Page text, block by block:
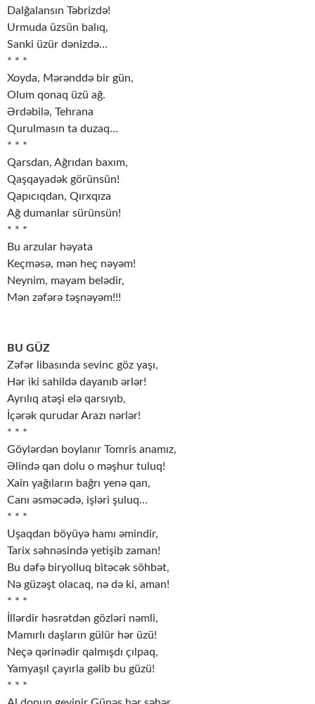
Dalğalansın Təbrizdə!
Urmuda üzsün balıq,
Sanki üzür dənizdə…
* * *
Xoyda, Mərənddə bir gün,
Olum qonaq üzü ağ.
Ərdəbilə, Tehrana
Qurulmasın ta duzaq…
* * *
Qarsdan, Ağrıdan baxım,
Qaşqayadək görünsün!
Qapıcıqdan, Qırxqıza
Ağ dumanlar sürünsün!
* * *
Bu arzular həyata
Keçməsə, mən heç nəyəm!
Neynim, mayam belədir,
Mən zəfərə təşnəyəm!!!
BU GÜZ
Zəfər libasında sevinc göz yaşı,
Hər iki sahildə dayanıb ərlər!
Ayrılıq atəşi elə qarsıyıb,
İçərək qurudar Arazı nərlər!
* * *
Göylərdən boylanır Tomris anamız,
Əlində qan dolu o məşhur tuluq!
Xain yağıların bağrı yenə qan,
Canı əsməcədə, işləri şuluq…
* * *
Uşaqdan böyüyə hamı əmindir,
Tarix səhnəsində yetişib zaman!
Bu dəfə biryolluq bitəcək söhbət,
Nə güzəşt olacaq, nə də ki, aman!
* * *
İllərdir həsrətdən gözləri nəmli,
Mamırlı daşların gülür hər üzü!
Neçə qərinədir qalmışdı çılpaq,
Yamyaşıl çayırla gəlib bu güzü!
* * *